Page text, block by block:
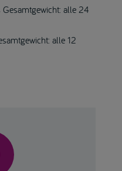
alle 24
alle 12